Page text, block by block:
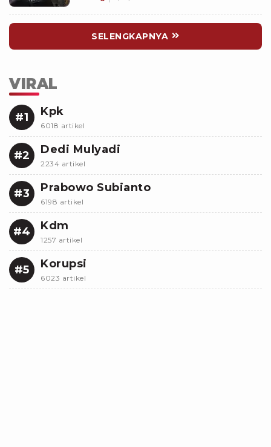
SELENGKAPNYA
VIRAL
#1 Kpk
6018 artikel
#2 Dedi Mulyadi
2234 artikel
#3 Prabowo Subianto
6198 artikel
#4 Kdm
1257 artikel
#5 Korupsi
6023 artikel